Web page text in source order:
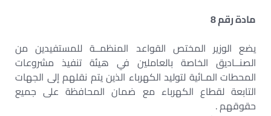
مادة رقم 8
يضع الوزير المختص القواعد المنظمــة للمستفيدين من
الصنــاديق الخاصة بالعاملين في هيئة تنفيذ مشروعات
المحطات المـائية لتوليد الكهرباء الذين يتم نقلهم إلى الجهات
التابعة لقطاع الكهرباء مع ضمان المحافظة على جميع
حقوقهم .